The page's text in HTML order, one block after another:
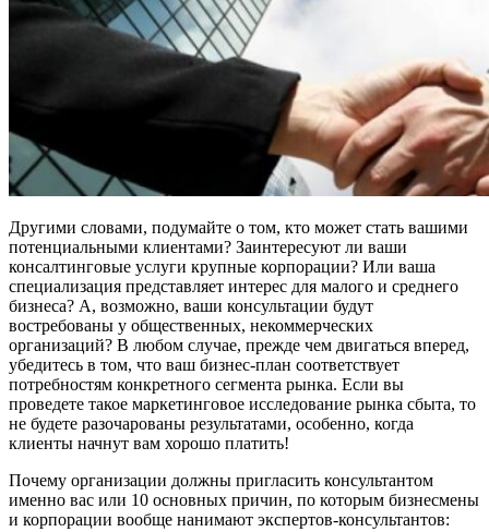
Другими словами, подумайте о том, кто может стать вашими
потенциальными клиентами? Заинтересуют ли ваши
консалтинговые услуги крупные корпорации? Или ваша
специализация представляет интерес для малого и среднего
бизнеса? А, возможно, ваши консультации будут
востребованы у общественных, некоммерческих
организаций? В любом случае, прежде чем двигаться вперед,
убедитесь в том, что ваш бизнес-план соответствует
потребностям конкретного сегмента рынка. Если вы
проведете такое маркетинговое исследование рынка сбыта, то
не будете разочарованы результатами, особенно, когда
клиенты начнут вам хорошо платить!
Почему организации должны пригласить консультантом
именно вас или 10 основных причин, по которым бизнесмены
и корпорации вообще нанимают экспертов-консультантов: